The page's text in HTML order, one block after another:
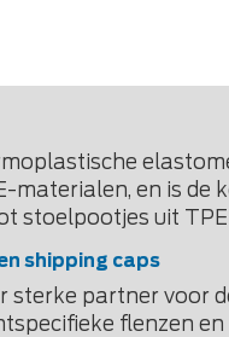
en is de
stoelpootjes uit
shipping caps
sterke partner voor
flenzen